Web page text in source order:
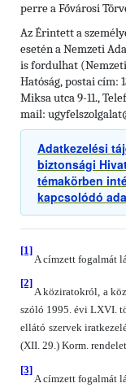
perre a Fővárosi
Az Érintett a
esetén a Nemzeti
is fordulhat
Hatóság, postai cím:
Miksa utca 9-11.,
mail:
Adatkezelési
biztonsági
témakörben
kapcsolódó
[1]
A címzett fogalmát
[2]
A köziratokról, a
szóló 1995. évi LXVI.
ellátó szervek
(XII. 29.) Korm.
[3]
A címzett fogalmát